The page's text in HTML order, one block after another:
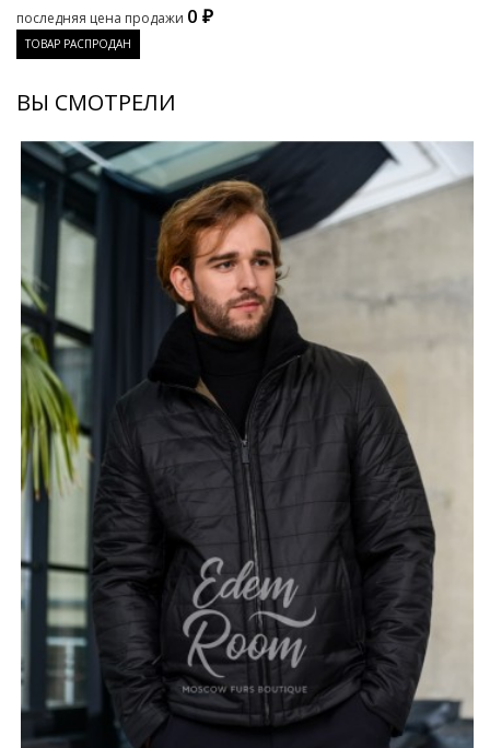
последняя цена продажи 0 ₽
ТОВАР РАСПРОДАН
ВЫ СМОТРЕЛИ